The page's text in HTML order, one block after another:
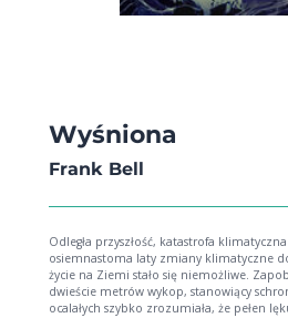
Wyśniona
Frank Bell
Odległa przyszłość, katastrofa
osiemnastoma laty zmiany klimatyczne
życie na Ziemi stało się niemożliwe.
dwieście metrów wykop, stanowiący
ocalałych szybko zrozumiała, że pełen